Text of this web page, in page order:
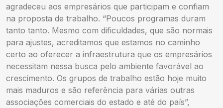
agradeceu aos empresários que participam e confiam
na proposta de trabalho. “Poucos programas duram
tanto tanto. Mesmo com dificuldades, que são normais
para ajustes, acreditamos que estamos no caminho
certo ao oferecer a infraestrutura que os empresários
necessitam nessa busca pelo ambiente favorável ao
crescimento. Os grupos de trabalho estão hoje muito
mais maduros e são referência para várias outras
associações comerciais do estado e até do país”,